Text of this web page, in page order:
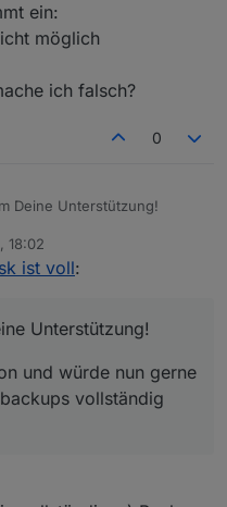
ein:
möglich
ich falsch?
0
Deine Unterstützung!
ist auf Grund der
voll. Ich habe die nvme nun
nun gerne den Inhalt von
es kommt ein:
ist nicht möglich
mache ich falsch?
18:02
ist voll:
Unterstützung!
und würde nun gerne
vollständig